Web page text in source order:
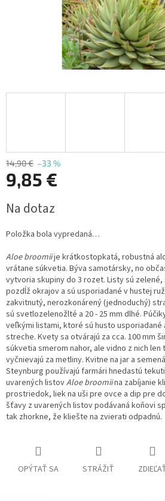
14,90 € –33 %
9,85 €
cena:
Na dotaz
Položka bola vypredaná…
Aloe broomiije krátkostopkatá, robustná
vrátane súkvetia. Býva samotársky, no
vytvoria skupiny do 3 rozet. Listy sú
pozdĺž okrajov a sú usporiadané v hustej
zakvitnutý, nerozkonárený (jednoduchý)
sú svetlozelenožlté a 20 - 25 mm dlhé.
veľkými listami, ktoré sú husto usporiadané
streche. Kvety sa otvárajú za cca. 100 mm
súkvetia smerom nahor, ale vidno z nich
vyčnievajú za metliny. Kvitne na jar a
Steynburg používajú farmári hnedastú
uvarených listovAloe broomiina zabíjanie
prostriedok, liek na uši pre ovce a dip pre
šťavy z uvarených listov podávaná koňovi
tak zhorkne, že kliešte na zvierati odpadnú.
OPÝTAŤ SA STRÁŽIŤ